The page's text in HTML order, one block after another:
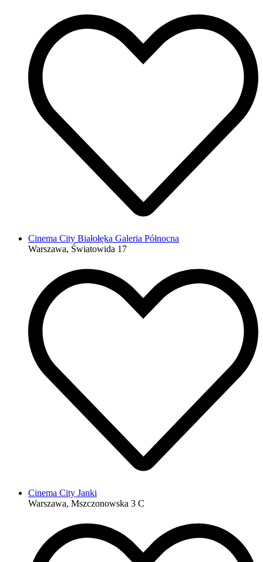
Cinema City Białołęka Galeria Północna
Warszawa, Światowida 17
Cinema City Janki
Warszawa, Mszczonowska 3 C